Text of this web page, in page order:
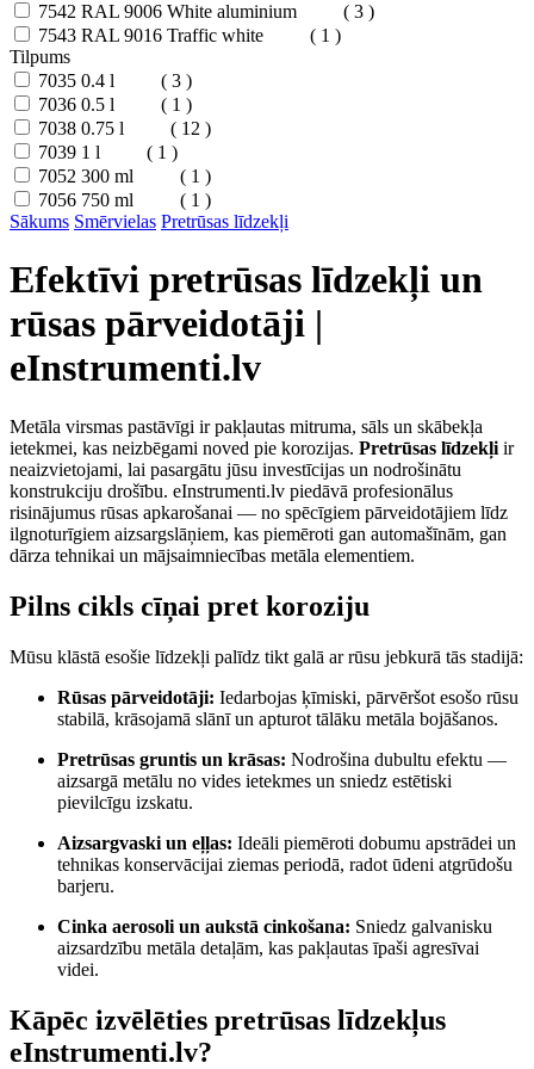
7542 RAL 9006 White aluminium
( 3 )
7543 RAL 9016 Traffic white
( 1 )
Tilpums
7035 0.4 l
( 3 )
7036 0.5 l
( 1 )
7038 0.75 l
( 12 )
7039 1 l
( 1 )
7052 300 ml
( 1 )
7056 750 ml
( 1 )
Sākums Smērvielas Pretrūsas līdzekļi
Efektīvi pretrūsas līdzekļi un
rūsas pārveidotāji |
eInstrumenti.lv
Metāla virsmas pastāvīgi ir pakļautas mitruma, sāls un skābekļa
ietekmei, kas neizbēgami noved pie korozijas. Pretrūsas līdzekļi ir
neaizvietojami, lai pasargātu jūsu investīcijas un nodrošinātu
konstrukciju drošību. eInstrumenti.lv piedāvā profesionālus
risinājumus rūsas apkarošanai — no spēcīgiem pārveidotājiem līdz
ilgnoturīgiem aizsargslāņiem, kas piemēroti gan automašīnām, gan
dārza tehnikai un mājsaimniecības metāla elementiem.
Pilns cikls cīņai pret koroziju
Mūsu klāstā esošie līdzekļi palīdz tikt galā ar rūsu jebkurā tās stadijā:
Rūsas pārveidotāji: Iedarbojas ķīmiski, pārvēršot esošo rūsu
stabilā, krāsojamā slānī un apturot tālāku metāla bojāšanos.
Pretrūsas gruntis un krāsas: Nodrošina dubultu efektu —
aizsargā metālu no vides ietekmes un sniedz estētiski
pievilcīgu izskatu.
Aizsargvaski un eļļas: Ideāli piemēroti dobumu apstrādei un
tehnikas konservācijai ziemas periodā, radot ūdeni atgrūdošu
barjeru.
Cinka aerosoli un aukstā cinkošana: Sniedz galvanisku
aizsardzību metāla detaļām, kas pakļautas īpaši agresīvai
videi.
Kāpēc izvēlēties pretrūsas līdzekļus
eInstrumenti.lv?